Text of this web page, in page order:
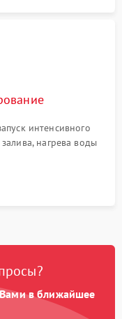
интенсивного
нагрева воды
шумов,
в поддоне.
Вами в ближайшее